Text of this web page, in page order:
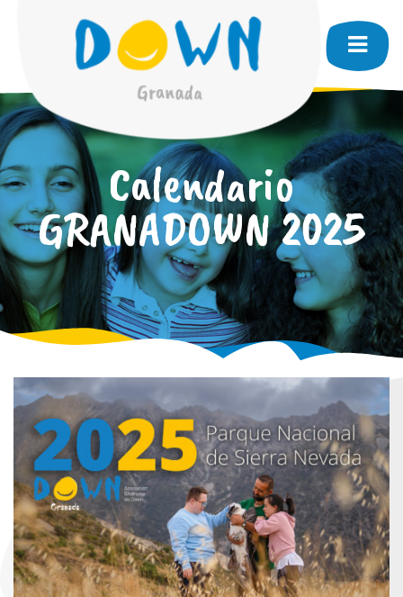
Calendario
GRANADOWN 2025